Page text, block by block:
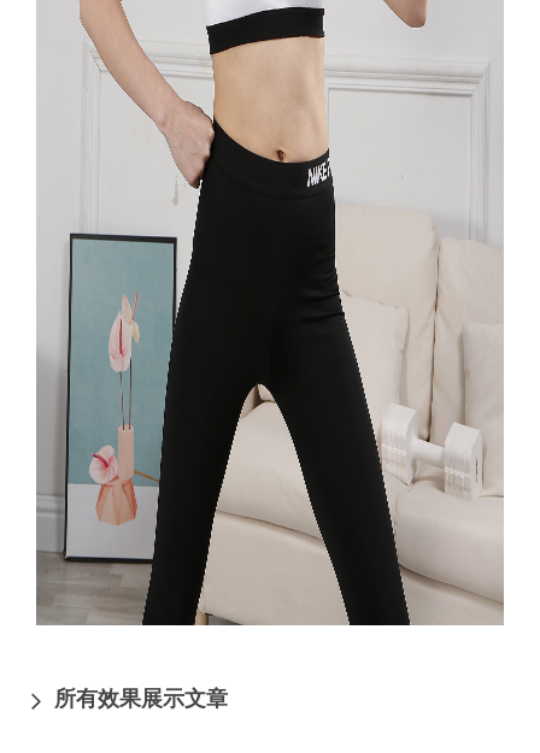
所有效果展示文章